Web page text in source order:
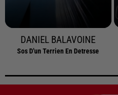
DANIEL BALAVOINE
Sos D'un Terrien En Detresse